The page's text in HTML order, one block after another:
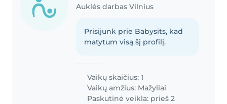
Auklės darbas Vilnius
Prisijunk prie Babysits, kad
matytum visą šį profilį.
Vaikų skaičius: 1
Vaikų amžius: Mažyliai
Paskutinė veikla: prieš 2